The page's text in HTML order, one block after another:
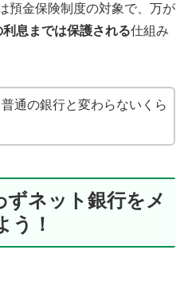
預金保険制度の対象で、万が
息までは保護される仕組み
通の銀行と変わらないくら
ずネット銀行をメ
う！